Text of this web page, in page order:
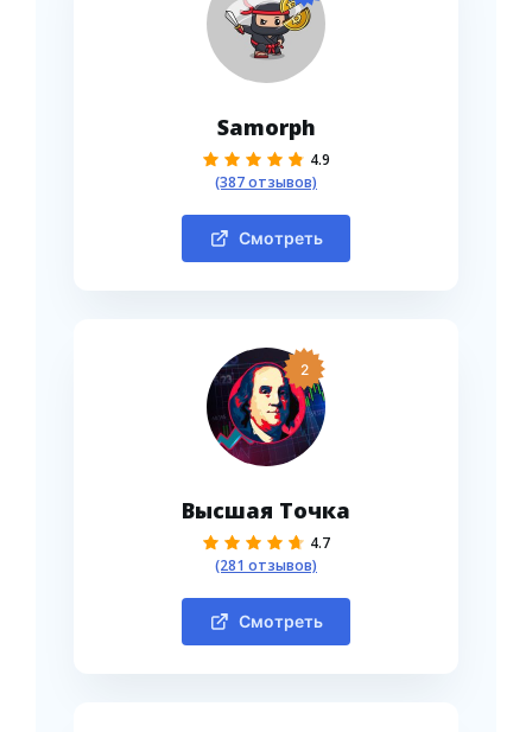
Samorph
4.9
(387 отзывов)
Смотреть
2
Высшая Точка
4.7
(281 отзывов)
Смотреть